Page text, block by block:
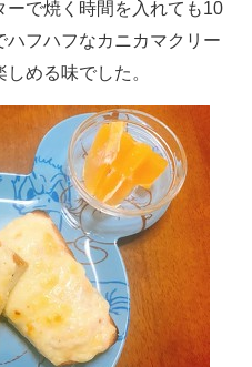
で焼く時間を入れても10
フハフなカニカマクリー
める味でした。